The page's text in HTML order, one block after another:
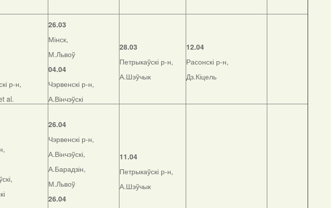
р-н,
al.
26.03
Мінск,
М.Львоў
04.04
Чэрвенскі р-н,
А.Вінчэўскі
28.03
Петрыкаўскі р-н,
А.Шэўчык
12.04
Расонскі р-н,
Дз.Кіцель
26.04
Чэрвенскі р-н,
А.Вінчэўскі,
А.Барадзін,
М.Львоў
26.04
11.04
Петрыкаўскі р-н,
А.Шэўчык